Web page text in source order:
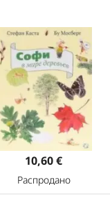
10,60 €
Распродано